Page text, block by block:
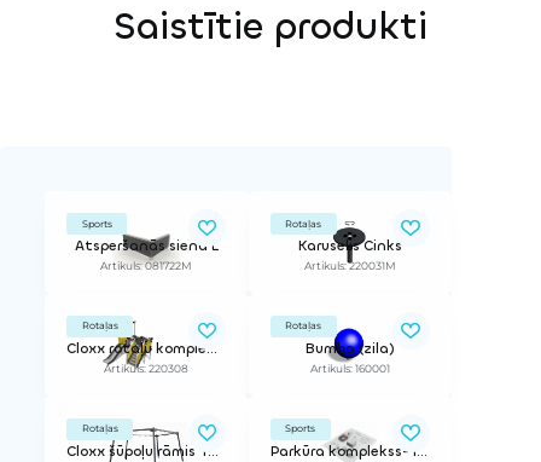
Saistītie produkti
Sports
Atsperšanās siena L
Artikuls: 081722M
Rotaļas
Karuselis Cinks
Artikuls: 220031M
Rotaļas
Cloxx rotaļu komplekss Kalcijs
Artikuls: 220308
Rotaļas
Bumba (zila)
Artikuls: 160001
Rotaļas
Cloxx šūpoļu rāmis Tantalium (bez sēdeklīšiem)
Sports
Parkūra komplekss- Izkārtojums S4